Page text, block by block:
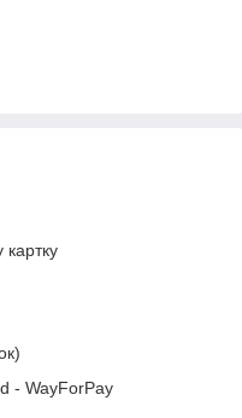
- WayForPay